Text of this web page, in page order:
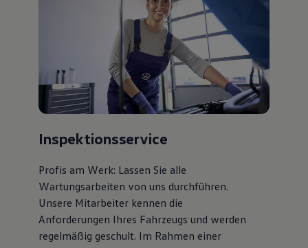
Inspektionsservice
Profis am Werk: Lassen Sie alle
Wartungsarbeiten von uns durchführen.
Unsere Mitarbeiter kennen die
Anforderungen Ihres Fahrzeugs und werden
regelmäßig geschult. Im Rahmen einer